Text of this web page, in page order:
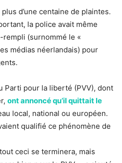
d’une centaine de plaintes.
la police avait même
(surnommé le «
médias néerlandais) pour
Parti pour la liberté (PVV), dont
ont annoncé qu’il quittait le
local, national ou européen.
qualifié ce phénomène de
ceci se terminera, mais